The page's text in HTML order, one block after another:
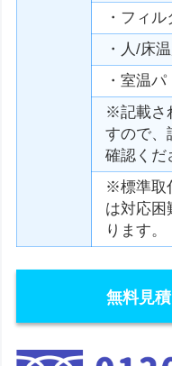
・フィ
・人/床
・室温
※記載さ
すので、
確認くだ
※標準取
は対応困
ります。
無料見